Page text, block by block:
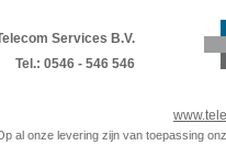
Services B.V.
Tel.: 0546 - 546 546
al onze levering zijn van toepassing